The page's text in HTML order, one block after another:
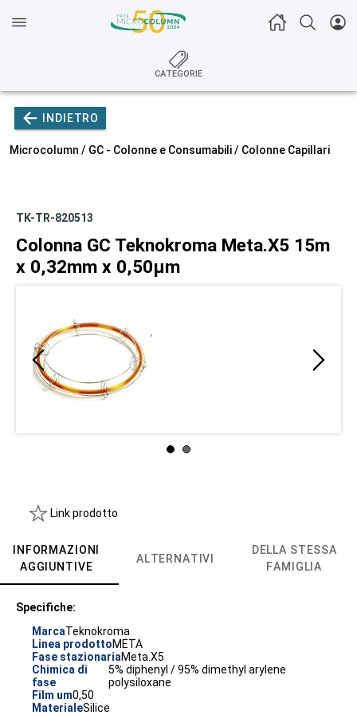
CATEGORIE
INDIETRO
Microcolumn / GC - Colonne e Consumabili/ Colonne Capillari
TK-TR-820513
Colonna GC Teknokroma Meta.X5 15m
x 0,32mm x 0,50µm
Link prodotto
INFORMAZIONI
AGGIUNTIVE
ALTERNATIVI
DELLA STESSA
FAMIGLIA
Specifiche:
MarcaTeknokroma
Linea prodottoMETA
Fase stazionariaMeta.X5
Chimica di
fase
5% diphenyl / 95% dimethyl arylene
polysiloxane
Film um0,50
MaterialeSilice